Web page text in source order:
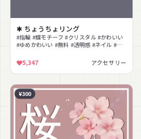
✱ ちょうちょリング
#指輪 #蝶モチーフ #クリスタル #かわいい
#ゆめかわいい #無料 #透明感 #ネイル #上
5,347
アクセサリー
¥300